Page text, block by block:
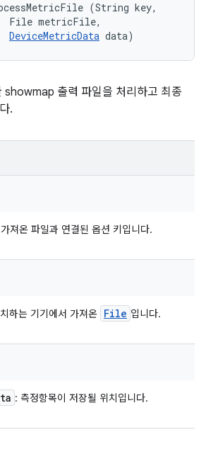
(String key,
File metricFile,
DeviceMetricData data)
showmap 출력 파일을 처리하고 최종
.
져온 파일과 연결된 옵션 키입니다.
하는 기기에서 가져온 File 입니다.
: 측정항목이 저장될 위치입니다.